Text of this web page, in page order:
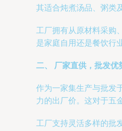
其适合炖煮汤品、粥类
工厂拥有从原材料采购
是家庭自用还是餐饮行
二、 厂家直供，批发优
作为一家集生产与批发
力的出厂价。这对于五
工厂支持灵活多样的批